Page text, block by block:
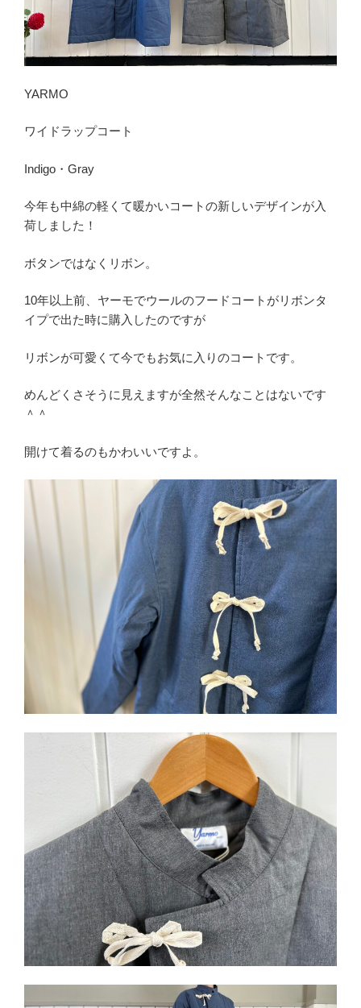
YARMO
ワイドラップコート
Indigo・Gray
今年も中綿の軽くて暖かいコートの新しいデザインが入
荷しました！
ボタンではなくリボン。
10年以上前、ヤーモでウールのフードコートがリボンタ
イプで出た時に購入したのですが
リボンが可愛くて今でもお気に入りのコートです。
めんどくさそうに見えますが全然そんなことはないです
＾＾
開けて着るのもかわいいですよ。